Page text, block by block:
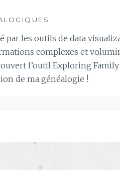
par les outils de data
complexes et
l’outil Exploring
de ma généalogie !